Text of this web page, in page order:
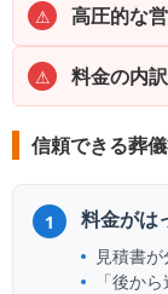
⚠ 高圧的な
⚠ 料金の内
信頼できる葬
1 料金がは
見積書
「後か